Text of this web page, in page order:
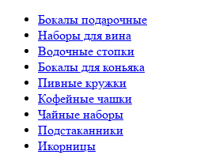
Бокалы подарочные
Наборы для вина
Водочные стопки
Бокалы для коньяка
Пивные кружки
Кофейные чашки
Чайные наборы
Подстаканники
Икорницы